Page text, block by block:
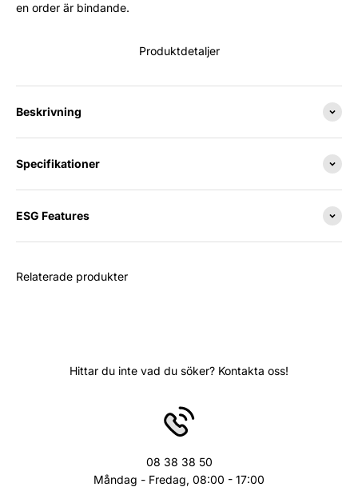
en order är bindande.
Produktdetaljer
Beskrivning
Specifikationer
ESG Features
Relaterade produkter
Hittar du inte vad du söker? Kontakta oss!
08 38 38 50
Måndag - Fredag, 08:00 - 17:00